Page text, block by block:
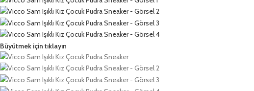
Büyütmek için tıklayın